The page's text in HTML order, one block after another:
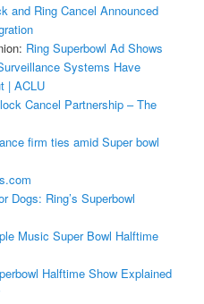
and Ring Cancel Announced
Ring Superbowl Ad Shows
Systems Have
| ACLU
Cancel Partnership – The
firm ties amid Super bowl
Dogs: Ring’s Superbowl
Music Super Bowl Halftime
Halftime Show Explained